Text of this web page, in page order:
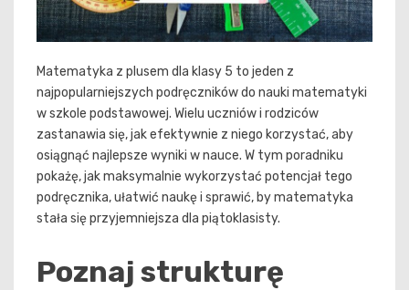
Matematyka z plusem dla klasy 5 to jeden z
najpopularniejszych podręczników do nauki matematyki
w szkole podstawowej. Wielu uczniów i rodziców
zastanawia się, jak efektywnie z niego korzystać, aby
osiągnąć najlepsze wyniki w nauce. W tym poradniku
pokażę, jak maksymalnie wykorzystać potencjał tego
podręcznika, ułatwić naukę i sprawić, by matematyka
stała się przyjemniejsza dla piątoklasisty.
Poznaj strukturę